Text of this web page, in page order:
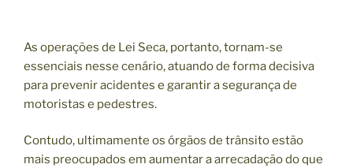
As operações de Lei Seca, portanto, tornam-se
essenciais nesse cenário, atuando de forma decisiva
para prevenir acidentes e garantir a segurança de
motoristas e pedestres.
Contudo, ultimamente os órgãos de trânsito estão
mais preocupados em aumentar a arrecadação do que